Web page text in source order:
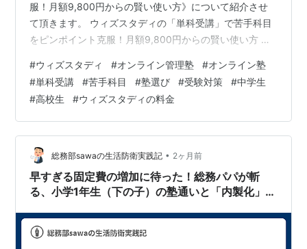
服！月額9,800円からの賢い使い方》について紹介させ
て頂きます。 ウィズスタディの「単科受講」で苦手科目
をピンポイント克服！月額9,800円からの賢い使い方 苦
科受講のバランス 学習管理塾「ウィズスタディ」のサー
ビス紹介 月額9,800円からの賢い選択！ウィズスタディ
の「単科受講」の仕組みと料金プラン 【元教員が直伝】
ウィズスタディを1科目だけスポット利用する3つの最強
戦略 戦略１：暗記科目は完全独学、つまずきやすい「数
学」や「英語」だけをプロ…
#ウィズスタディ #オンライン管理塾 #オンライン塾
#単科受講 #苦手科目 #塾選び #受験対策 #中学生
#高校生 #ウィズスタディの料金
総務部sawaの生活防衛実践記 • 2ヶ月前
早すぎる固定費の増加に待った！総務パパが斬
る、小学1年生（下の子）の塾通いと「内製化」の